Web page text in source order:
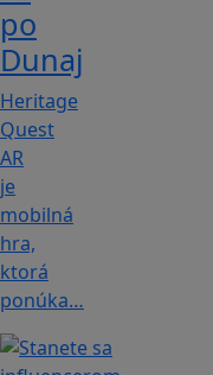
po
Dunaj
Heritage
Quest
AR
je
mobilná
hra,
ktorá
ponúka…